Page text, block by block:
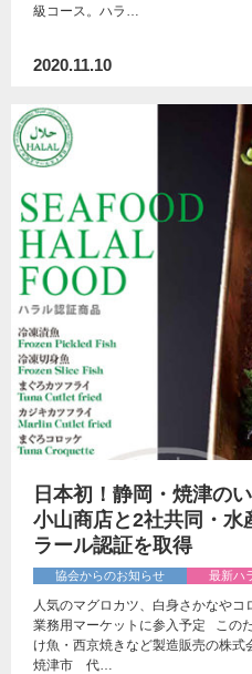
級コース。ハラ…
2020.11.10
日本初！静岡・焼津の
小山商店と2社共同・水
ラール認証を取得
協会からのお知らせ 最新ハ
人気のマグロカツ、白身さかなや
業務用マーケットに参入予定 この
け魚・西京焼きなど製造販売の株
焼津市 代…